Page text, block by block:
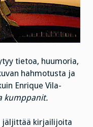
tietoa, huumoria,
hahmotusta ja
Enrique Vila-
kumppanit.
jäljittää kirjailijoita